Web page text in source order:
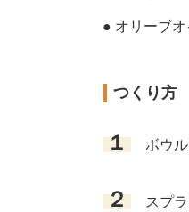
● オリーブ
つくり方
１ ボウル
２ スプラ